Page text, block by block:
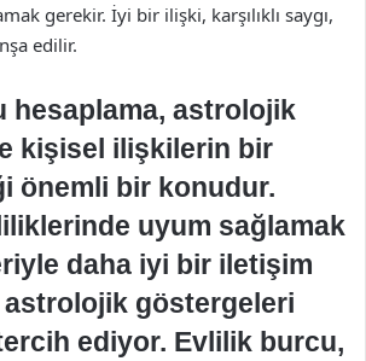
gerekir. İyi bir ilişki, karşılıklı saygı,
edilir.
hesaplama, astrolojik
kişisel ilişkilerin bir
önemli bir konudur.
uyum sağlamak
daha iyi bir iletişim
göstergeleri
ediyor. Evlilik burcu,